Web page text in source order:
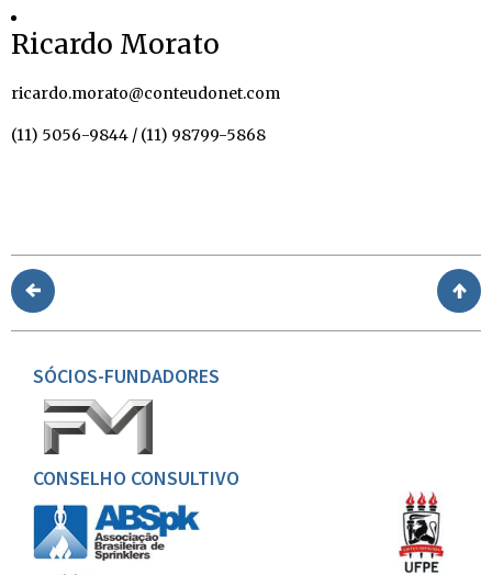
Ricardo Morato
ricardo.morato@conteudonet.com
(11) 5056-9844 / (11) 98799-5868
SÓCIOS-FUNDADORES
CONSELHO CONSULTIVO